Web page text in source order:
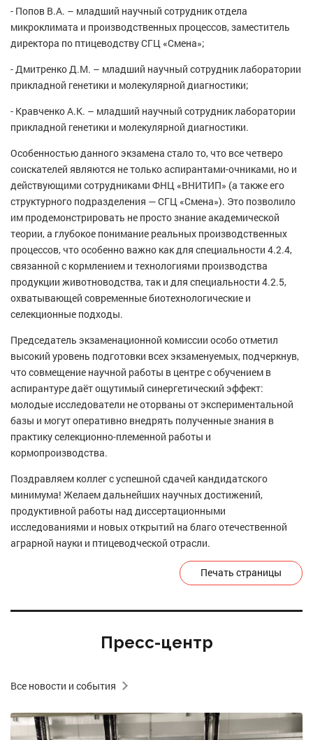
- Попов В.А. – младший научный сотрудник отдела
микроклимата и производственных процессов, заместитель
директора по птицеводству СГЦ «Смена»;
- Дмитренко Д.М. – младший научный сотрудник лаборатории
прикладной генетики и молекулярной диагностики;
- Кравченко А.К. – младший научный сотрудник лаборатории
прикладной генетики и молекулярной диагностики.
Особенностью данного экзамена стало то, что все четверо
соискателей являются не только аспирантами-очниками, но и
действующими сотрудниками ФНЦ «ВНИТИП» (а также его
структурного подразделения — СГЦ «Смена»). Это позволило
им продемонстрировать не просто знание академической
теории, а глубокое понимание реальных производственных
процессов, что особенно важно как для специальности 4.2.4,
связанной с кормлением и технологиями производства
продукции животноводства, так и для специальности 4.2.5,
охватывающей современные биотехнологические и
селекционные подходы.
Председатель экзаменационной комиссии особо отметил
высокий уровень подготовки всех экзаменуемых, подчеркнув,
что совмещение научной работы в центре с обучением в
аспирантуре даёт ощутимый синергетический эффект:
молодые исследователи не оторваны от экспериментальной
базы и могут оперативно внедрять полученные знания в
практику селекционно-племенной работы и
кормопроизводства.
Поздравляем коллег с успешной сдачей кандидатского
минимума! Желаем дальнейших научных достижений,
продуктивной работы над диссертационными
исследованиями и новых открытий на благо отечественной
аграрной науки и птицеводческой отрасли.
Печать страницы
Пресс-центр
Все новости и события